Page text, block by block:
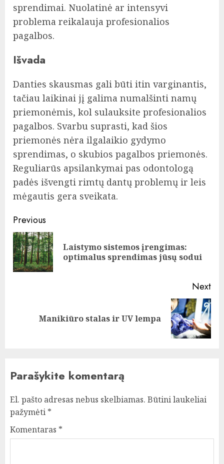
sprendimai. Nuolatinė ar intensyvi
problema reikalauja profesionalios
pagalbos.
Išvada
Danties skausmas gali būti itin varginantis,
tačiau laikinai jį galima numalšinti namų
priemonėmis, kol sulauksite profesionalios
pagalbos. Svarbu suprasti, kad šios
priemonės nėra ilgalaikio gydymo
sprendimas, o skubios pagalbos priemonės.
Reguliarūs apsilankymai pas odontologą
padės išvengti rimtų dantų problemų ir leis
mėgautis gera sveikata.
Post
navigation
Previous
Laistymo sistemos įrengimas:
optimalus sprendimas jūsų sodui
Next
Manikiūro stalas ir UV lempa
Parašykite komentarą
El. pašto adresas nebus skelbiamas. Būtini laukeliai
pažymėti *
Komentaras *